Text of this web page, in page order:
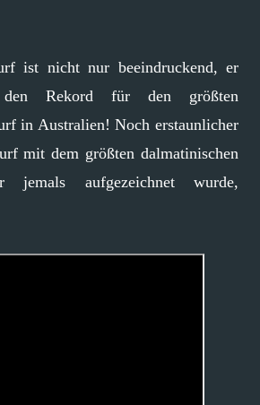
ist nicht nur beeindruckend, er
Rekord für den größten
in Australien! Noch erstaunlicher
mit dem größten dalmatinischen
jemals aufgezeichnet wurde,